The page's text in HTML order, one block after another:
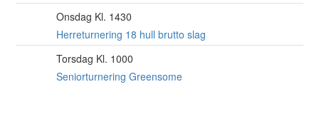
Onsdag Kl. 1430
Herreturnering 18 hull brutto slag
Torsdag Kl. 1000
Seniorturnering Greensome